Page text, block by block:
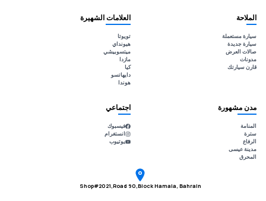
الملاحة
سيارة مستعملة
سيارة جديدة
صالات العرض
مدونات
قارن سيارتك
العلامات الشهيرة
تويوتا
هيونداي
ميتسوبيشي
مازدا
كيا
دايهاتسو
هوندا
مدن مشهورة
المنامة
سترة
الرفاع
مدينة عيسى
المحرق
اجتماعي
فيسبوك
انستغرام
يوتيوب
Shop#2021,Road 90,Block Hamala, Bahrain